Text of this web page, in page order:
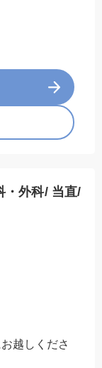
・外科/ 当直/
越しくださ